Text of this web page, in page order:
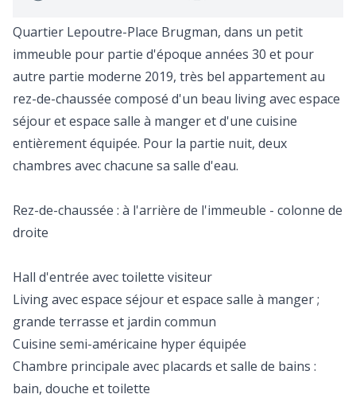
Quartier Lepoutre-Place Brugman, dans un petit
immeuble pour partie d'époque années 30 et pour
autre partie moderne 2019, très bel appartement au
rez-de-chaussée composé d'un beau living avec espace
séjour et espace salle à manger et d'une cuisine
entièrement équipée. Pour la partie nuit, deux
chambres avec chacune sa salle d'eau.
Rez-de-chaussée : à l'arrière de l'immeuble - colonne de
droite
Hall d'entrée avec toilette visiteur
Living avec espace séjour et espace salle à manger ;
grande terrasse et jardin commun
Cuisine semi-américaine hyper équipée
Chambre principale avec placards et salle de bains :
bain, douche et toilette